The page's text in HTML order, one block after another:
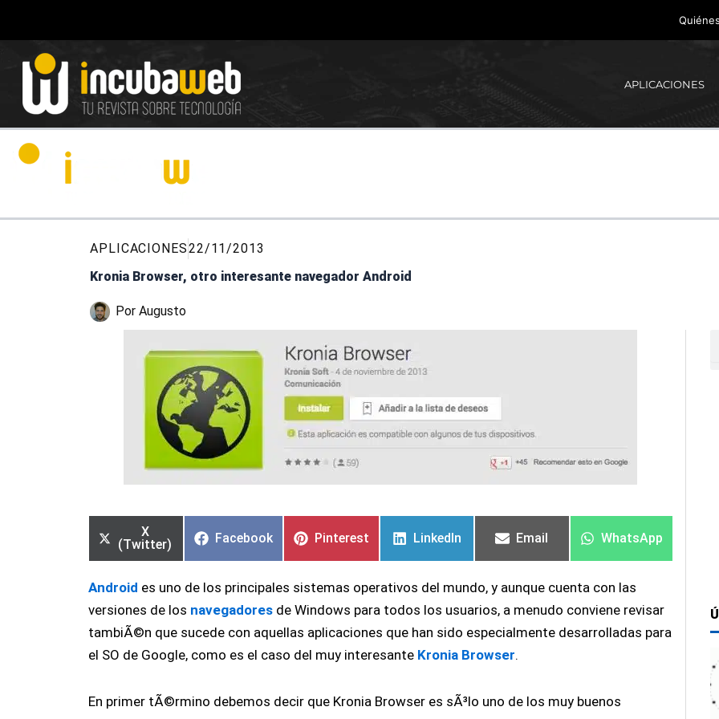
contenido
APLICACIONES
APLICACIONES22/11/2013
Kronia Browser, otro interesante navegador Android
Por Augusto
en
X
(Twitter)
en
Facebook
en
Pinterest
en
LinkedIn
en
Email
en
WhatsApp
Android es uno de los principales sistemas operativos del mundo, y aunque cuenta con las
versiones de los navegadoresde Windows para todos los usuarios, a menudo conviene revisar
tambiÃ©n que sucede con aquellas aplicaciones que han sido especialmente desarrolladas para
el SO de Google, como es el caso del muy interesante Kronia Browser.
En primer tÃ©rmino debemos decir que Kronia Browser es sÃ³lo uno de los muy buenos
en
en
en
en
en
en